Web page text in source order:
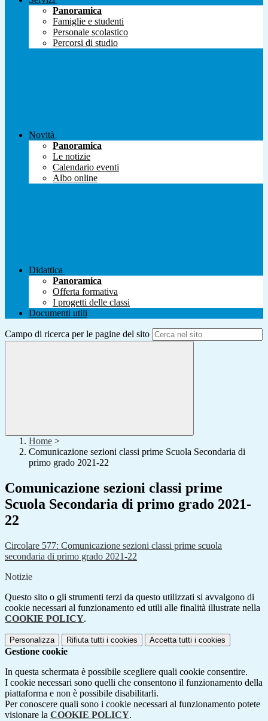
Panoramica
Famiglie e studenti
Personale scolastico
Percorsi di studio
Novità
Panoramica
Le notizie
Calendario eventi
Albo online
Didattica
Panoramica
Offerta formativa
I progetti delle classi
Documenti utili
Campo di ricerca per le pagine del sito
Home >
Comunicazione sezioni classi prime Scuola Secondaria di
primo grado 2021-22
Comunicazione sezioni classi prime
Scuola Secondaria di primo grado 2021-
22
Circolare 577: Comunicazione sezioni classi prime scuola
secondaria di primo grado 2021-22
Notizie
Questo sito o gli strumenti terzi da questo utilizzati si avvalgono di
cookie necessari al funzionamento ed utili alle finalità illustrate nella
COOKIE POLICY.
Personalizza Rifiuta tutti i cookies Accetta tutti i cookies
Gestione cookie
In questa schermata è possibile scegliere quali cookie consentire.
I cookie necessari sono quelli che consentono il funzionamento della
piattaforma e non è possibile disabilitarli.
Per conoscere quali sono i cookie necessari al funzionamento potete
visionare la COOKIE POLICY.